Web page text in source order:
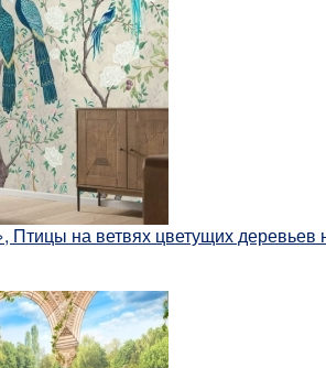
на ветвях цветущих деревьев